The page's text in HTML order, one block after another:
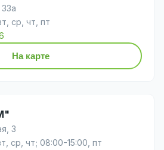
ср, чт, пт
На карте
3
ср, чт; 08:00-15:00, пт